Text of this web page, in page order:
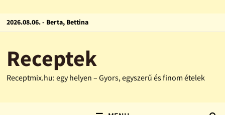
2026.08.06. - Berta, Bettina
Receptek
Receptmix.hu: egy helyen – Gyors, egyszerű és finom ételek